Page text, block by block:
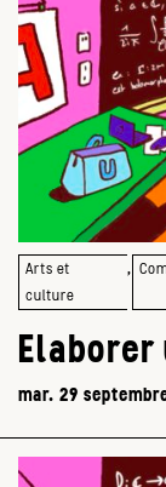
Arts et
culture
,
Elaborer
mar. 29